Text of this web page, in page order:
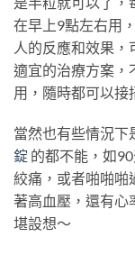
在早上9點左右用
人的反應和效果
適宜的治療方案，
用，隨時都可以接
當然也有些情況下
錠 的都不能，如
絞痛，或者啪啪啪
著高血壓，還有心
堪設想～